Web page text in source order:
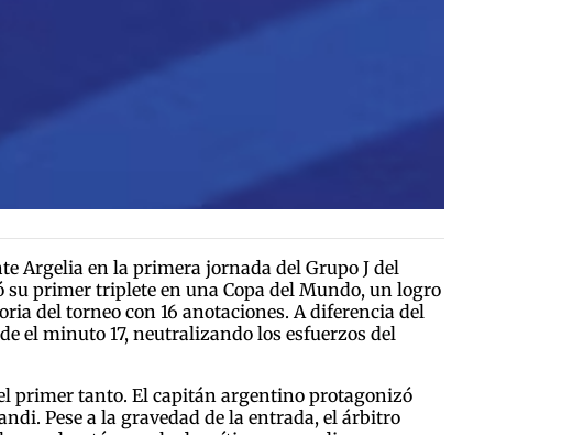
Argelia en la primera jornada del Grupo J del
primer triplete en una Copa del Mundo, un logro
del torneo con 16 anotaciones. A diferencia del
el minuto 17, neutralizando los esfuerzos del
primer tanto. El capitán argentino protagonizó
Pese a la gravedad de la entrada, el árbitro